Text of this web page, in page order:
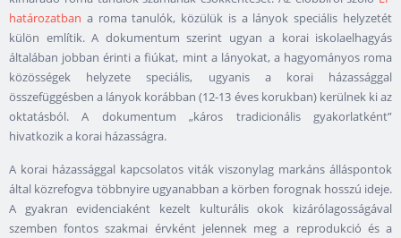
határozatban a roma tanulók, közülük is a lányok speciális helyzetét
külön említik. A dokumentum szerint ugyan a korai iskolaelhagyás
általában jobban érinti a fiúkat, mint a lányokat, a hagyományos roma
közösségek helyzete speciális, ugyanis a korai házassággal
összefüggésben a lányok korábban (12-13 éves korukban) kerülnek ki az
oktatásból. A dokumentum „káros tradicionális gyakorlatként”
hivatkozik a korai házasságra.
A korai házassággal kapcsolatos viták viszonylag markáns álláspontok
által közrefogva többnyire ugyanabban a körben forognak hosszú ideje.
A gyakran evidenciaként kezelt kulturális okok kizárólagosságával
szemben fontos szakmai érvként jelennek meg a reprodukció és a